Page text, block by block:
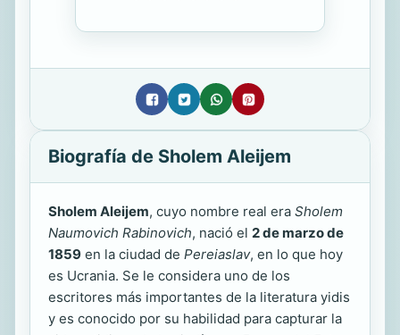
Biografía de Sholem Aleijem
Sholem Aleijem, cuyo nombre real era Sholem
Naumovich Rabinovich, nació el 2 de marzo de
1859 en la ciudad de Pereiaslav, en lo que hoy
es Ucrania. Se le considera uno de los
escritores más importantes de la literatura yidis
y es conocido por su habilidad para capturar la